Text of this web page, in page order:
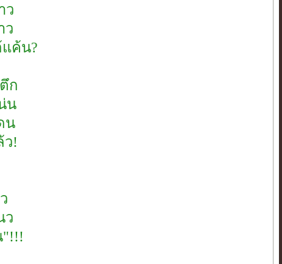
ว
ว
แค้น?
ก
น
น
ว!
ว
"!!!